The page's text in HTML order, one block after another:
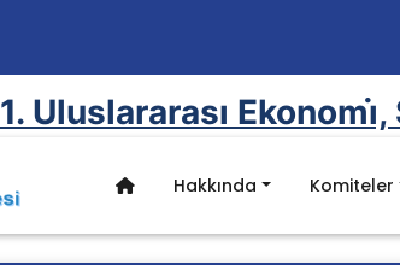
1. Uluslararası
Hakkında
Hakkında
Komiteler
Komiteler
Başvuru
Tanıtım ve Konaklama